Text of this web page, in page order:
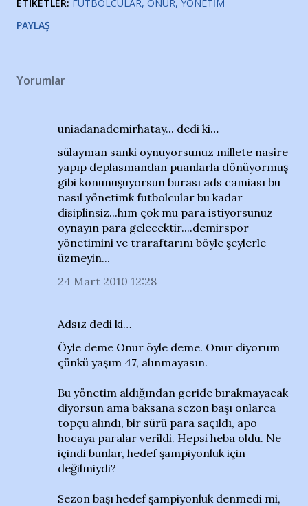
ETIKETLER: FUTBOLCULAR ONUR YÖNETIM
PAYLAŞ
Yorumlar
uniadanademirhatay... dedi ki…
sülayman sanki oynuyorsunuz millete nasire
yapıp deplasmandan puanlarla dönüyormuş
gibi konunuşuyorsun burası ads camiası bu
nasıl yönetimk futbolcular bu kadar
disiplinsiz...hım çok mu para istiyorsunuz
oynayın para gelecektir....demirspor
yönetimini ve traraftarını böyle şeylerle
üzmeyin...
24 Mart 2010 12:28
Adsız dedi ki…
Öyle deme Onur öyle deme. Onur diyorum
çünkü yaşım 47, alınmayasın.
Bu yönetim aldığından geride bırakmayacak
diyorsun ama baksana sezon başı onlarca
topçu alındı, bir sürü para saçıldı, apo
hocaya paralar verildi. Hepsi heba oldu. Ne
içindi bunlar, hedef şampiyonluk için
değilmiydi?
Sezon başı hedef şampiyonluk denmedi mi,